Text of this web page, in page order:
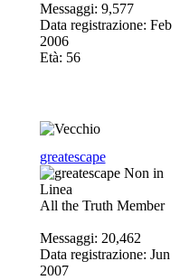
Messaggi: 9,577
Data registrazione: Feb
2006
Età: 56
greatescape
All the Truth Member
Messaggi: 20,462
Data registrazione: Jun
2007